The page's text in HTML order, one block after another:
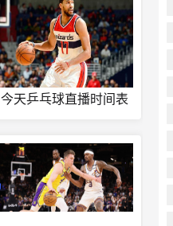
今天乒乓球直播时间表